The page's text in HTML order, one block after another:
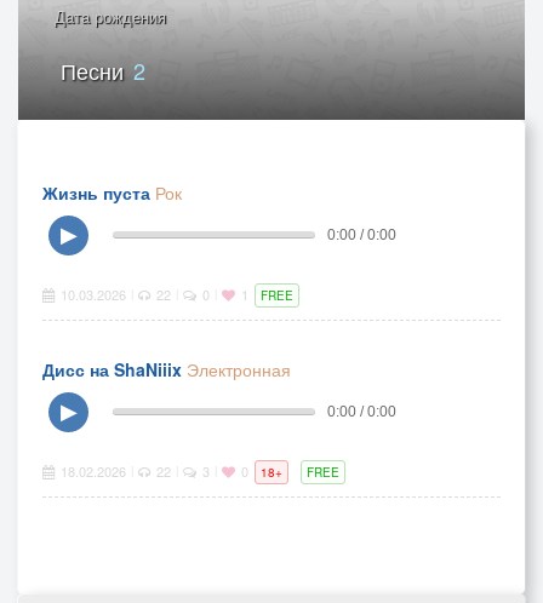
Дата рождения
Песни 2
Жизнь пуста Рок
▶
0:00 / 0:00
10.03.2026 22 0 1 FREE
Дисс на ShaNiiix Электронная
▶
0:00 / 0:00
18.02.2026 22 3 0 18+ FREE